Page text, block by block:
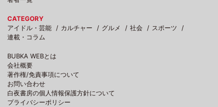
CATEGORY
アイドル・芸能
カルチャー グルメ 社会
スポーツ
連載・コラム
BUBKA WEBとは
会社概要
著作権/免責事項について
お問い合わせ
白夜書房の個人情報保護方針について
プライバシーポリシー